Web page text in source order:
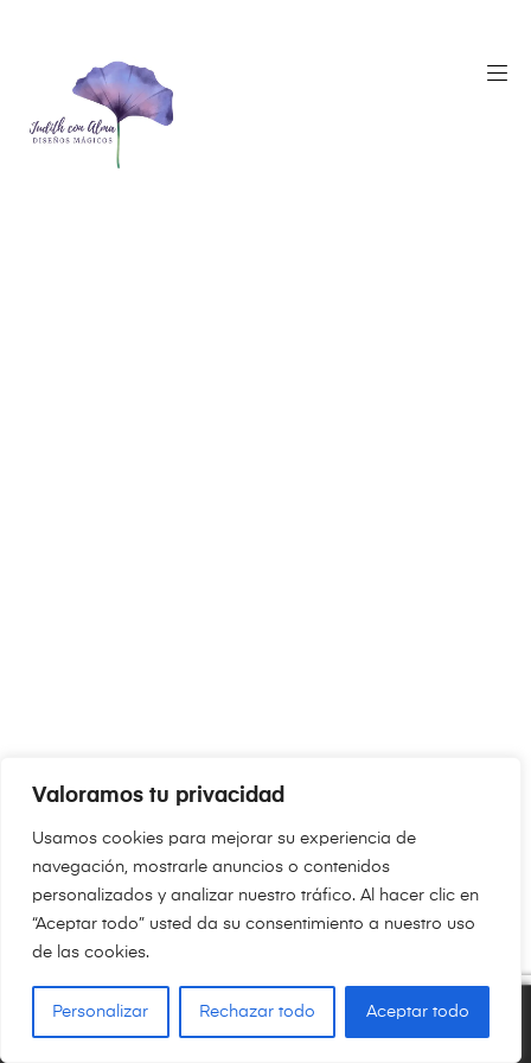
Valoramos tu privacidad
Usamos cookies para mejorar su experiencia de
navegación, mostrarle anuncios o contenidos
personalizados y analizar nuestro tráfico. Al hacer clic en
“Aceptar todo” usted da su consentimiento a nuestro uso
de las cookies.
Personalizar Rechazar todo Aceptar todo
0